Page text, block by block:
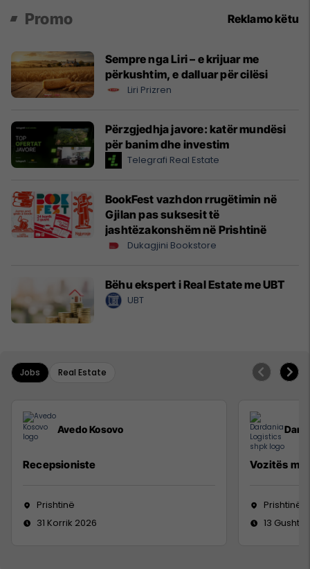
Promo Reklamo këtu
Sempre nga Liri – e krijuar me
përkushtim, e dalluar për cilësi
Liri Prizren
Përzgjedhja javore: katër mundësi
për banim dhe investim
Telegrafi Real Estate
BookFest vazhdon rrugëtimin në
Gjilan pas suksesit të
jashtëzakonshëm në Prishtinë
Dukagjini Bookstore
Bëhu ekspert i Real Estate me UBT
UBT
Jobs Real Estate
Avedo Kosovo
Recepsioniste
Prishtinë
31 Korrik 2026
Vozitës me
Prishtinë
13 Gusht